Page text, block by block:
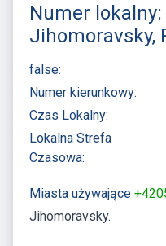
Numer
Jihomoravsky,
false:
Numer kierunkowy:
Czas Lokalny:
Lokalna Strefa
Czasowa:
Miasta używające
Jihomoravsky